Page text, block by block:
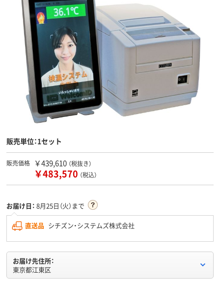
販売単位：1セット
販売価格 ￥439,610 （税抜き）
￥483,570 （税込）
お届け日： 8月25日（火）まで
直送品 シチズン・システムズ株式会社
お届け先住所：
東京都江東区